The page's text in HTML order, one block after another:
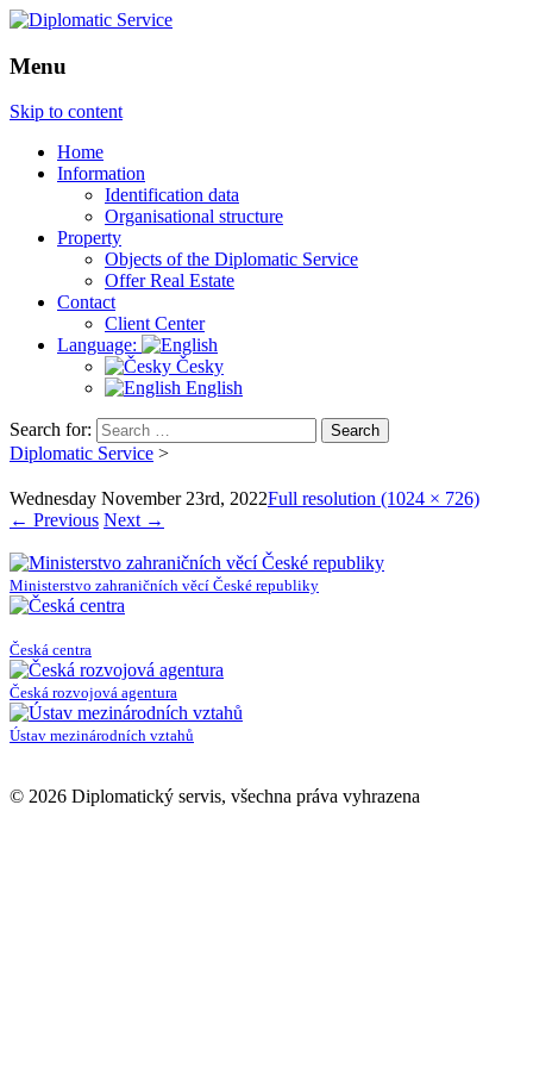
Menu
Skip to content
Home
Information
Identification data
Organisational structure
Property
Objects of the Diplomatic Service
Offer Real Estate
Contact
Client Center
Language:
Česky
English
Search for:
Diplomatic Service >
Wednesday November 23rd, 2022Full resolution (1024 × 726)
← Previous Next →
Ministerstvo zahraničních věcí České republiky
Česká centra
Česká rozvojová agentura
Ústav mezinárodních vztahů
© 2026 Diplomatický servis, všechna práva vyhrazena